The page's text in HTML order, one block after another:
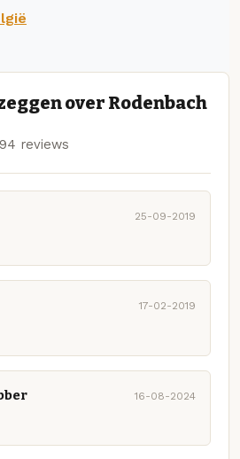
over Rodenbach
reviews
25-09-2019
17-02-2019
16-08-2024